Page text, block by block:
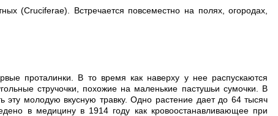
(Cruciferae). Встречается повсеместно на полях, огородах,
проталинки. В то время как наверху у нее распускаются
стручочки, похожие на маленькие пастушьи сумочки. В
эту молодую вкусную травку. Одно растение дает до 64 тысяч
в медицину в 1914 году как кровоостанавливающее при